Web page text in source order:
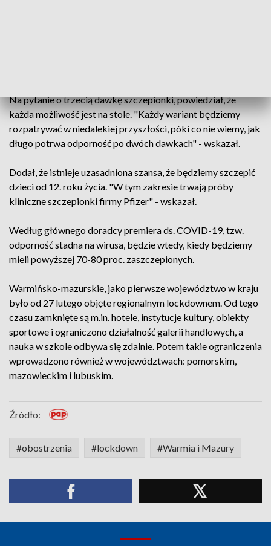
Na pytanie o trzecią dawkę szczepionki, powiedział, że
każda możliwość jest na stole. "Każdy wariant będziemy
rozpatrywać w niedalekiej przyszłości, póki co nie wiemy, jak
długo potrwa odporność po dwóch dawkach" - wskazał.
Dodał, że istnieje uzasadniona szansa, że będziemy szczepić
dzieci od 12. roku życia. "W tym zakresie trwają próby
kliniczne szczepionki firmy Pfizer" - wskazał.
Według głównego doradcy premiera ds. COVID-19, tzw.
odporność stadna na wirusa, będzie wtedy, kiedy będziemy
mieli powyższej 70-80 proc. zaszczepionych.
Warmińsko-mazurskie, jako pierwsze województwo w kraju
było od 27 lutego objęte regionalnym lockdownem. Od tego
czasu zamknięte są m.in. hotele, instytucje kultury, obiekty
sportowe i ograniczono działalność galerii handlowych, a
nauka w szkole odbywa się zdalnie. Potem takie ograniczenia
wprowadzono również w województwach: pomorskim,
mazowieckim i lubuskim.
Źródło:
#obostrzenia #lockdown #Warmia i Mazury